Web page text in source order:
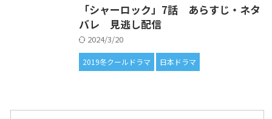
「シャーロック」7話 あらすじ・ネタ
バレ 見逃し配信
2024/3/20
2019冬クールドラマ 日本ドラマ